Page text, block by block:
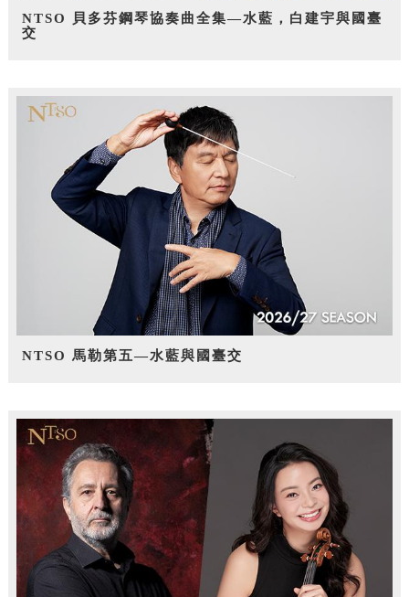
NTSO 貝多芬鋼琴協奏曲全集—水藍，白建宇與國臺
交
NTSO 馬勒第五—水藍與國臺交